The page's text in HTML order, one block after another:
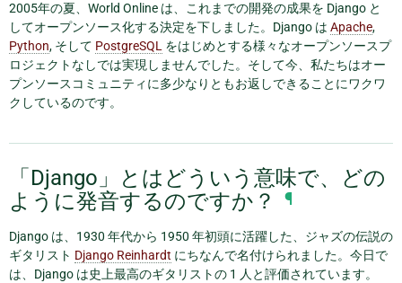
2005年の夏、World Online は、これまでの開発の成果を Django と
してオープンソース化する決定を下しました。Django は Apache,
Python, そして PostgreSQL をはじめとする様々なオープンソースプ
ロジェクトなしでは実現しませんでした。そして今、私たちはオー
プンソースコミュニティに多少なりともお返しできることにワクワ
クしているのです。
「Django」とはどういう意味で、どの
ように発音するのですか？
¶
Django は、1930 年代から 1950 年初頭に活躍した、ジャズの伝説の
ギタリスト Django Reinhardt にちなんで名付けられました。今日で
は、Django は史上最高のギタリストの 1 人と評価されています。